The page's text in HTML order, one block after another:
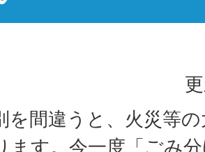
を間違うと、火災等
ます。今一度「ごみ